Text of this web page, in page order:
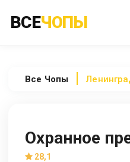
ВСЕЧОПЫ
Все Чопы
Охранное
28,1